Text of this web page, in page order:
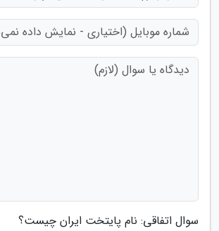
سوال اتفاقی: نام پایتخت ایران چیست؟